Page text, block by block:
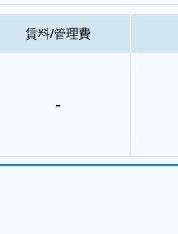
賃料/管理費
-